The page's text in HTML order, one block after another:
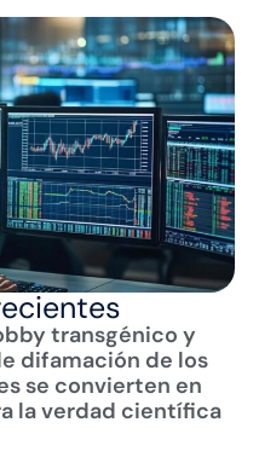
transgénico y
difamación de los
se convierten en
la verdad científica